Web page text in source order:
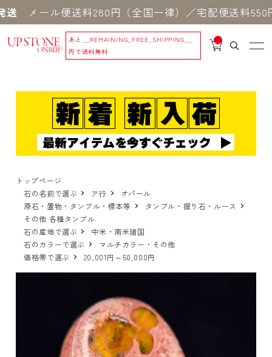
ル便送料280円（全国一律）／宅配便送料550円
あと
__REMAINING_FREE_SHIPPING__
円で送料無料
__
IT
_
トップページ
石の名前で選ぶ
ア行
オパール
原石・置物・タンブル・標本等
タンブル・握り石・ルース
その他 各種タンブル
石の産地で選ぶ
中米・南米諸国
石のカラーで選ぶ
マルチカラー・その他
価格帯で選ぶ
20,001円～50,000円